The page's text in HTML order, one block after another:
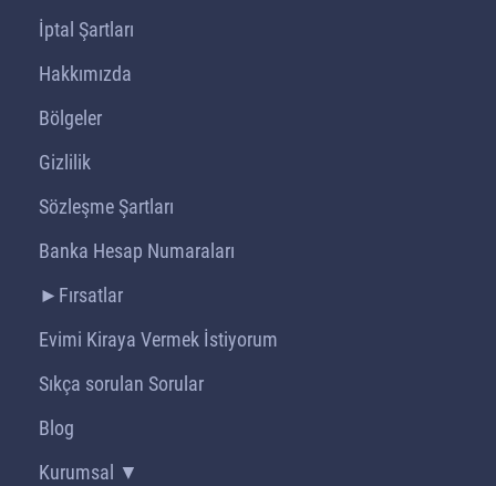
İptal Şartları
Hakkımızda
Bölgeler
Gizlilik
Sözleşme Şartları
Banka Hesap Numaraları
►Fırsatlar
Evimi Kiraya Vermek İstiyorum
Sıkça sorulan Sorular
Blog
Kurumsal ▼